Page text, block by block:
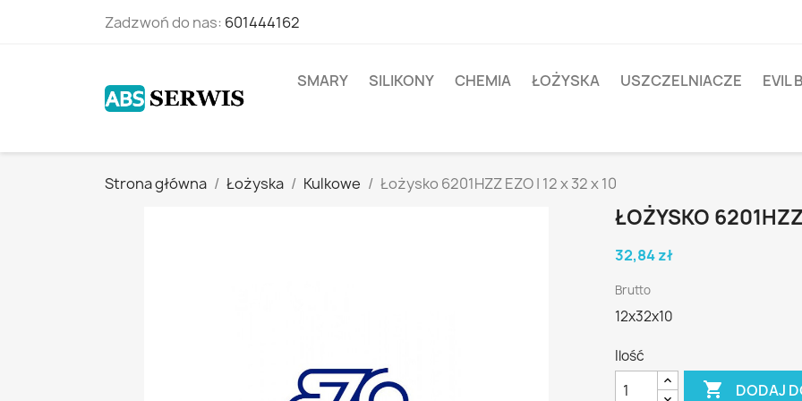
Zadzwoń do nas: 601444162
SMARY SILIKONY CHEMIA ŁOŻYSKA USZCZELNIACZE EVIL
Strona główna Łożyska Kulkowe Łożysko 6201HZZ EZO | 12 x 32 x 10
ŁOŻYSKO
32,84 zł
Brutto
12x32x10
Ilość
 DODAJ